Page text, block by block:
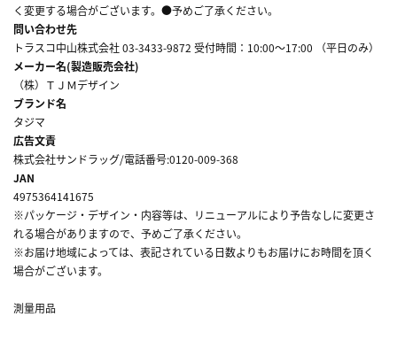
く変更する場合がございます。●予めご了承ください。
問い合わせ先
トラスコ中山株式会社 03-3433-9872 受付時間：10:00～17:00 （平日のみ）
メーカー名(製造販売会社)
（株）ＴＪＭデザイン
ブランド名
タジマ
広告文責
株式会社サンドラッグ/電話番号:0120-009-368
JAN
4975364141675
※パッケージ・デザイン・内容等は、リニューアルにより予告なしに変更さ
れる場合がありますので、予めご了承ください。
※お届け地域によっては、表記されている日数よりもお届けにお時間を頂く
場合がございます。
測量用品